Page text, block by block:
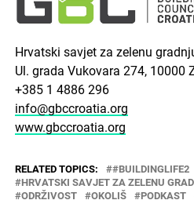
Hrvatski savjet za zelenu
Ul. grada Vukovara 274, 10000
+385 1 4886 296
info@gbccroatia.org
www.gbccroatia.org
RELATED TOPICS: #BUILDINGLIFE2
HRVATSKI SAVJET ZA ZELENU
ODRŽIVOST
OKOLIŠ PODKAST